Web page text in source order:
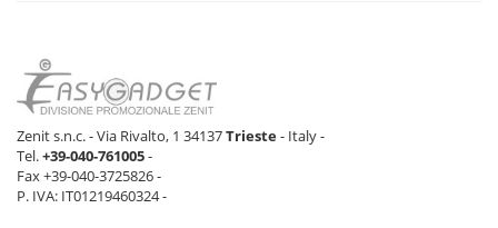
Zenit s.n.c. - Via Rivalto, 1 34137Trieste- Italy -
Tel.+39-040-761005-
Fax +39-040-3725826 -
P. IVA: IT01219460324 -